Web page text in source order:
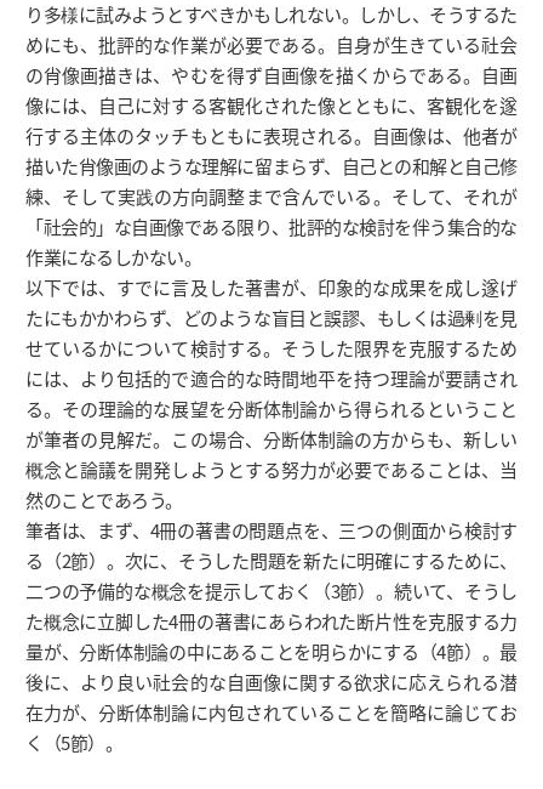
り多様に試みようとすべきかもしれない。しかし、そうするた
めにも、批評的な作業が必要である。自身が生きている社会
の肖像画描きは、やむを得ず自画像を描くからである。自画
像には、自己に対する客観化された像とともに、客観化を遂
行する主体のタッチもともに表現される。自画像は、他者が
描いた肖像画のような理解に留まらず、自己との和解と自己修
練、そして実践の方向調整まで含んでいる。そして、それが
「社会的」な自画像である限り、批評的な検討を伴う集合的な
作業になるしかない。
以下では、すでに言及した著書が、印象的な成果を成し遂げ
たにもかかわらず、どのような盲目と誤謬、もしくは過剰を見
せているかについて検討する。そうした限界を克服するため
には、より包括的で適合的な時間地平を持つ理論が要請され
る。その理論的な展望を分断体制論から得られるということ
が筆者の見解だ。この場合、分断体制論の方からも、新しい
概念と論議を開発しようとする努力が必要であることは、当
然のことであろう。
筆者は、まず、4冊の著書の問題点を、三つの側面から検討す
る（2節）。次に、そうした問題を新たに明確にするために、
二つの予備的な概念を提示しておく（3節）。続いて、そうし
た概念に立脚した4冊の著書にあらわれた断片性を克服する力
量が、分断体制論の中にあることを明らかにする（4節）。最
後に、より良い社会的な自画像に関する欲求に応えられる潜
在力が、分断体制論に内包されていることを簡略に論じてお
く（5節）。